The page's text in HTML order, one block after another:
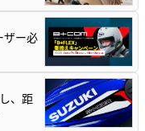
ザー必
、距